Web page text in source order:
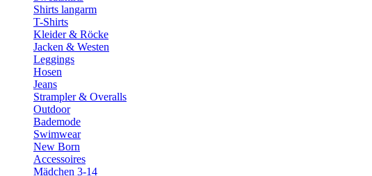
Shirts langarm
T-Shirts
Kleider & Röcke
Jacken & Westen
Leggings
Hosen
Jeans
Strampler & Overalls
Outdoor
Bademode
Swimwear
New Born
Accessoires
Mädchen 3-14